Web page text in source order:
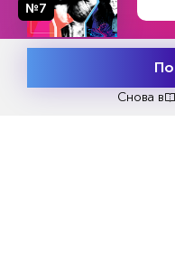
№18
28 апреля -
Рекламодателям
Посодействуй
Свидетельство о
№7
Снова в